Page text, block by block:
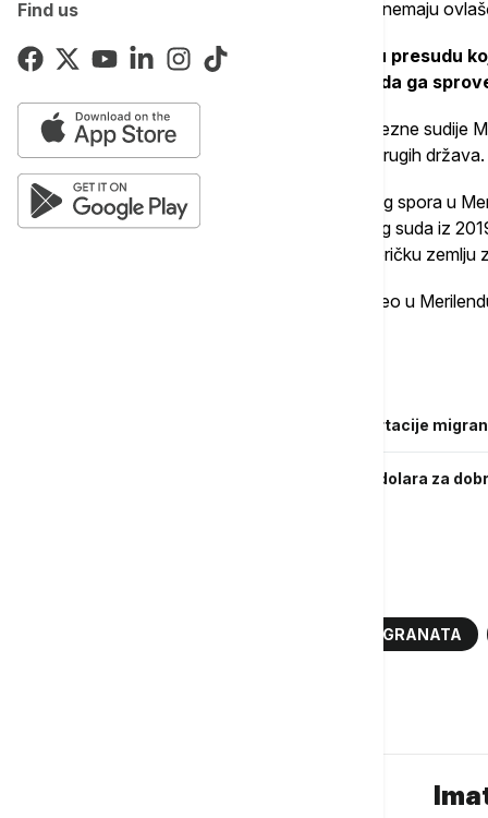
Find usZakonu o imigraciji i državljanstvu, sudovi nemaju
Ministarstvo pravde SAD traži sudsku presudu
zabranu kojom se sudijama sprečava da ga
Ministarstvo je takođe zatražilo da se savezne sudije
umesto toga angažuju savezne sudije iz drugih država.
Sud je izdao naredbu nakon višemesečnog spora u
u El Salvador , uprkos presudi imigracionog suda iz
zabranjeno da ga deportuje u tu latinoameričku zemlju
Abrego je državljanin Salvadora koji je živeo u
Vrhovni sud SAD ukinuo zabranu deportacije
Stejt department odredio 250 miliona dolara za
DEPORTACIJA MIGRANATA